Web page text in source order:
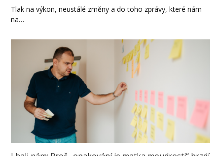
Tlak na výkon, neustálé změny a do toho zprávy, které nám
na…